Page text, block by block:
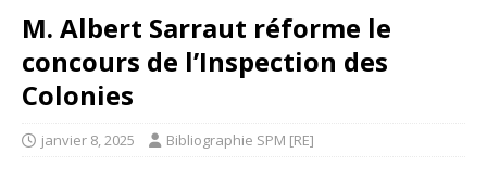
M. Albert Sarraut réforme le
concours de l’Inspection des
Colonies
janvier 8, 2025 Bibliographie SPM [RE]